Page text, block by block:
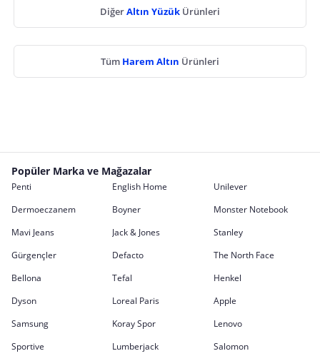
DiğerAltın Yüzük Ürünleri
Tüm Harem Altın Ürünleri
Popüler Marka ve Mağazalar
Penti English Home
Unilever
Dermoeczanem
Boyner
Monster Notebook
Mavi Jeans
Jack & Jones
Stanley
Gürgençler
Defacto
The North Face
Bellona
Tefal
Henkel
Dyson
Loreal Paris
Apple
Samsung
Koray Spor
Lenovo
Sportive
Lumberjack Salomon